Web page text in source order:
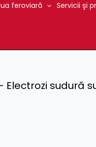
feroviară Servicii şi
Electrozi sudură